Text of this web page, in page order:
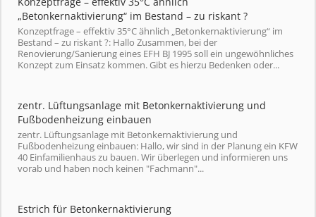
„Betonkernaktivierung“ im Bestand – zu riskant ?
Konzeptfrage – effektiv 35°C ähnlich „Betonkernaktivierung“ im
Bestand – zu riskant ?: Hallo Zusammen, bei der
Renovierung/Sanierung eines EFH BJ 1995 soll ein ungewöhnliches
Konzept zum Einsatz kommen. Gibt es hierzu Bedenken oder...
zentr. Lüftungsanlage mit Betonkernaktivierung und
Fußbodenheizung einbauen
zentr. Lüftungsanlage mit Betonkernaktivierung und
Fußbodenheizung einbauen: Hallo, wir sind in der Planung ein KFW
40 Einfamilienhaus zu bauen. Wir überlegen und informieren uns
vorab und haben noch keinen "Fachmann"...
Estrich für Betonkernaktivierung